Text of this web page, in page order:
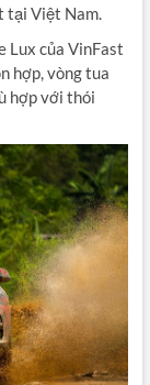
tại Việt Nam.
Lux của VinFast
hợp, vòng tua
hợp với thói